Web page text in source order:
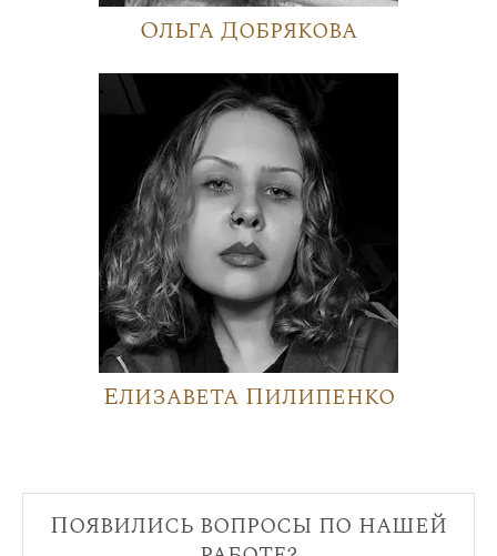
Ольга Добрякова
Елизавета Пилипенко
Появились вопросы по нашей